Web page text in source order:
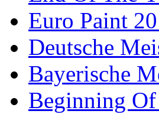
Euro Paint
Deutsche
Bayerische
Beginning